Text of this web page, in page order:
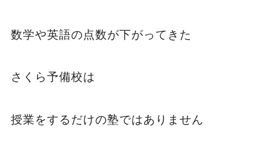
数学や英語の点数が下がってきた
さくら予備校は
授業をするだけの塾ではありません